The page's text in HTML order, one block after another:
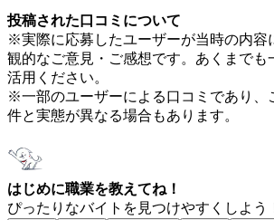
投稿された口コミについて
※実際に応募したユーザーが当時の内容
観的なご意見・ご感想です。あくまでも
活用ください。
※一部のユーザーによる口コミであり、
件と実態が異なる場合もあります。
はじめに職業を教えてね！
ぴったりなバイトを見つけやすくしよう